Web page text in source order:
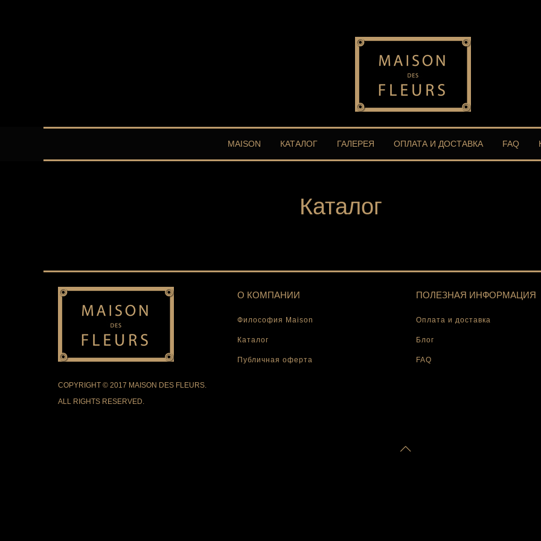
MAISON КАТАЛОГ ГАЛЕРЕЯ ОПЛАТА И ДОСТАВКА FAQ
Каталог
COPYRIGHT © 2017 MAISON DES FLEURS.
ALL RIGHTS RESERVED.
О КОМПАНИИ
Философия Maison
Каталог
Публичная оферта
ПОЛЕЗНАЯ ИНФОРМАЦИЯ
Оплата и доставка
Блог
FAQ